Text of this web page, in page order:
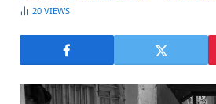
20 VIEWS